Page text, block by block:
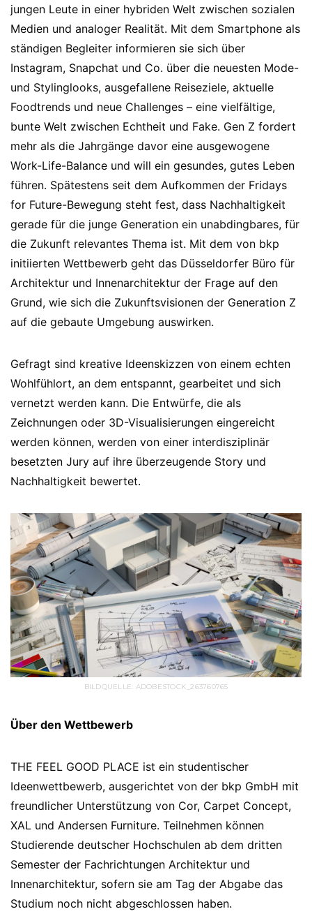
jungen Leute in einer hybriden Welt zwischen sozialen
Medien und analoger Realität. Mit dem Smartphone als
ständigen Begleiter informieren sie sich über
Instagram, Snapchat und Co. über die neuesten Mode-
und Stylinglooks, ausgefallene Reiseziele, aktuelle
Foodtrends und neue Challenges – eine vielfältige,
bunte Welt zwischen Echtheit und Fake. Gen Z fordert
mehr als die Jahrgänge davor eine ausgewogene
Work-Life-Balance und will ein gesundes, gutes Leben
führen. Spätestens seit dem Aufkommen der Fridays
for Future-Bewegung steht fest, dass Nachhaltigkeit
gerade für die junge Generation ein unabdingbares, für
die Zukunft relevantes Thema ist. Mit dem von bkp
initiierten Wettbewerb geht das Düsseldorfer Büro für
Architektur und Innenarchitektur der Frage auf den
Grund, wie sich die Zukunftsvisionen der Generation Z
auf die gebaute Umgebung auswirken.
Gefragt sind kreative Ideenskizzen von einem echten
Wohlfühlort, an dem entspannt, gearbeitet und sich
vernetzt werden kann. Die Entwürfe, die als
Zeichnungen oder 3D-Visualisierungen eingereicht
werden können, werden von einer interdisziplinär
besetzten Jury auf ihre überzeugende Story und
Nachhaltigkeit bewertet.
BILDQUELLE: ADOBESTOCK_263760765
Über den Wettbewerb
THE FEEL GOOD PLACE ist ein studentischer
Ideenwettbewerb, ausgerichtet von der bkp GmbH mit
freundlicher Unterstützung von Cor, Carpet Concept,
XAL und Andersen Furniture. Teilnehmen können
Studierende deutscher Hochschulen ab dem dritten
Semester der Fachrichtungen Architektur und
Innenarchitektur, sofern sie am Tag der Abgabe das
Studium noch nicht abgeschlossen haben.